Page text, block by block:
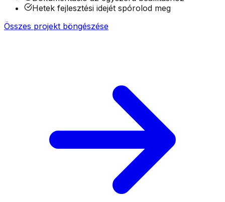
Hetek fejlesztési idejét spórolod meg
Összes projekt böngészése